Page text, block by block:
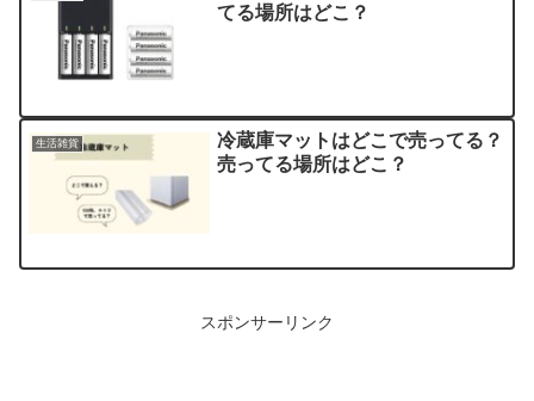
てる場所はどこ？
生活雑貨
冷蔵庫マットはどこで売ってる？
売ってる場所はどこ？
スポンサーリンク